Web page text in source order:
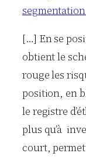
[…] En se
obtient le
rouge les
position, en
le registre
plus qu’à
court,